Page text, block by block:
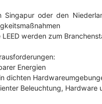
Singapur oder den
werden zum
Energien
dichten
Beleuchtung, Hardware